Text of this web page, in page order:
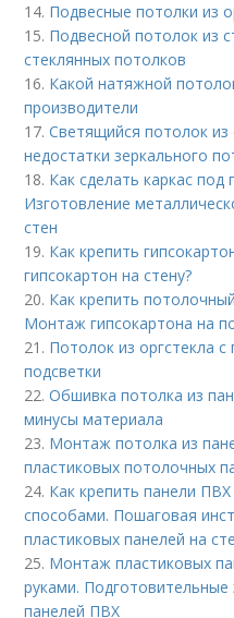
14. Подвесные потолки из
15. Подвесной потолок из
стеклянных потолков
16. Какой натяжной
производители
17.Светящийся потолок из
недостатки зеркального
18. Как сделать каркас под
Изготовление
стен
19. Как крепить
гипсокартон на стену?
20. Как крепить
Монтаж гипсокартона на
21. Потолок из оргстекла
подсветки
22.Обшивка потолка из
минусы материала
23. Монтаж потолка из
пластиковых потолочных
24. Как крепить панели
способами. Пошаговая
пластиковых панелей на
25. Монтаж пластиковых
руками.
панелей ПВХ